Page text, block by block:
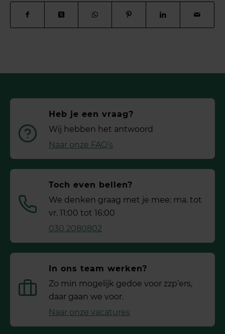
Heb je een vraag?
Wij hebben het antwoord
Naar onze FAQ’s
Toch even bellen?
We denken graag met je mee: ma. tot
vr. 11:00 tot 16:00
030 2080802
In ons team werken?
Zo min mogelijk gedoe voor ­zzp’ers,
daar gaan we voor.
Naar onze vacatures